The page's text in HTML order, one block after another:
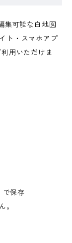
集可能な白地図
ト・スマホアプ
用いただけま
で保存
。